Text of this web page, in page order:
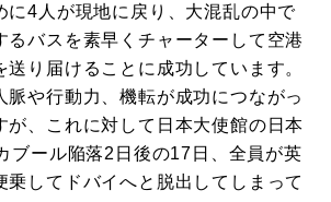
に4人が現地に戻り、大混乱の中で
るバスを素早くチャーターして空港
送り届けることに成功しています。
脈や行動力、機転が成功につながっ
が、これに対して日本大使館の日本
ブール陥落2日後の17日、全員が英
乗してドバイへと脱出してしまって